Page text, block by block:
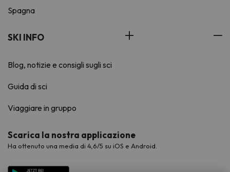
Spagna
SKI INFO
Blog, notizie e consigli sugli sci
Guida di sci
Viaggiare in gruppo
Scarica la nostra applicazione
Ha ottenuto una media di 4,6/5 su iOS e Android.